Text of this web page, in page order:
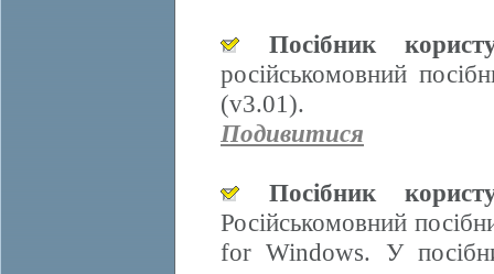
Посібник
російськомовний
(v3.01).
Подивитися
Посібник
Російськомовний
for Windows. У